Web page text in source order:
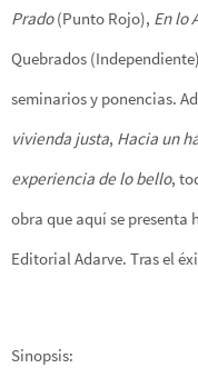
Prado(Punto Rojo), En lo
Quebrados
seminarios y ponencias.
vivienda justa, Hacia un
experiencia de lo bello,
obra que aquí se
Editorial Adarve. Tras el
Sinopsis: